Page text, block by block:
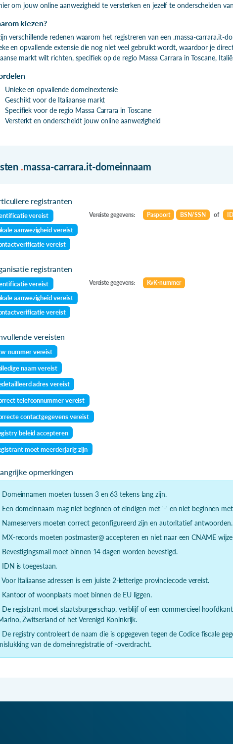
om jouw online aanwezigheid te versterken en jezelf te onderscheiden
kiezen?
verschillende redenen waarom het registreren van een .massa-carrara.it-
en opvallende extensie die nog niet veel gebruikt wordt, waardoor je
markt wilt richten, specifiek op de regio Massa Carrara in Toscane,
Unieke en opvallende domeinextensie
Geschikt voor de Italiaanse markt
Specifiek voor de regio Massa Carrara in Toscane
Versterkt en onderscheidt jouw online aanwezigheid
.massa-carrara.it-domeinnaam
registranten
vereist
aanwezigheid vereist
vereist
Vereiste gegevens: Paspoort BSN/SSN of
registranten
vereist
aanwezigheid vereist
vereist
Vereiste gegevens: KvK-nummer
vereisten
nummer vereist
naam vereist
adres vereist
telefoonnummer vereist
contactgegevens vereist
beleid accepteren
moet meerderjarig zijn
opmerkingen
Domeinnamen moeten tussen 3 en 63 tekens lang zijn.
Een domeinnaam mag niet beginnen of eindigen met '-' en niet beginnen
Nameservers moeten correct geconfigureerd zijn en autoritatief antwoorden.
MX-records moeten postmaster@ accepteren en niet naar een CNAME
Bevestigingsmail moet binnen 14 dagen worden bevestigd.
IDN is toegestaan.
Voor Italiaanse adressen is een juiste 2-letterige provinciecode vereist.
Kantoor of woonplaats moet binnen de EU liggen.
De registrant moet staatsburgerschap, verblijf of een commercieel
Zwitserland of het Verenigd Koninkrijk.
De registry controleert de naam die is opgegeven tegen de Codice fiscale
van de domeinregistratie of -overdracht.